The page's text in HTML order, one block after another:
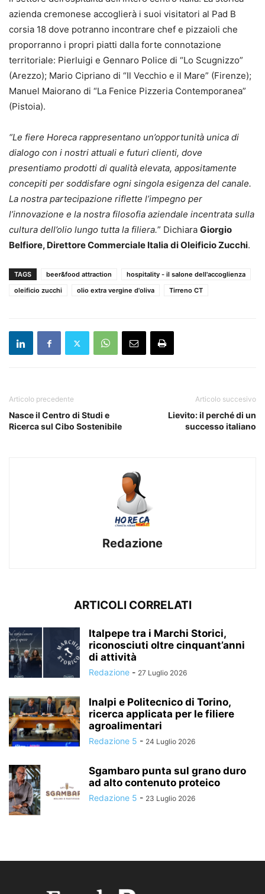
azienda cremonese accoglierà i suoi visitatori al Pad B
corsia 18 dove potranno incontrare chef e pizzaioli che
proporranno i propri piatti dalla forte connotazione
territoriale: Pierluigi e Gennaro Police di “Lo Scugnizzo”
(Arezzo); Mario Cipriano di “Il Vecchio e il Mare” (Firenze);
Manuel Maiorano di “La Fenice Pizzeria Contemporanea”
(Pistoia).
“Le fiere Horeca rappresentano un’opportunità unica di
dialogo con i nostri attuali e futuri clienti, dove
presentiamo prodotti di qualità elevata, appositamente
concepiti per soddisfare ogni singola esigenza del canale.
La nostra partecipazione riflette l’impegno per
l’innovazione e la nostra filosofia aziendale incentrata sulla
cultura dell’olio lungo tutta la filiera.” Dichiara Giorgio
Belfiore, Direttore Commerciale Italia di Oleificio Zucchi.
TAGS beer&food attraction
hospitality - il salone dell'accoglienza
oleificio zucchi
olio extra vergine d'oliva Tirreno CT
Articolo precedente
Nasce il Centro di Studi e
Ricerca sul Cibo Sostenibile
Articolo succesivo
Lievito: il perché di un
successo italiano
Redazione
ARTICOLI CORRELATI
Italpepe tra i Marchi Storici,
riconosciuti oltre cinquant’anni
di attività
Redazione - 27 Luglio 2026
Inalpi e Politecnico di Torino,
ricerca applicata per le filiere
agroalimentari
Redazione 5 - 24 Luglio 2026
Sgambaro punta sul grano duro
ad alto contenuto proteico
Redazione 5 - 23 Luglio 2026